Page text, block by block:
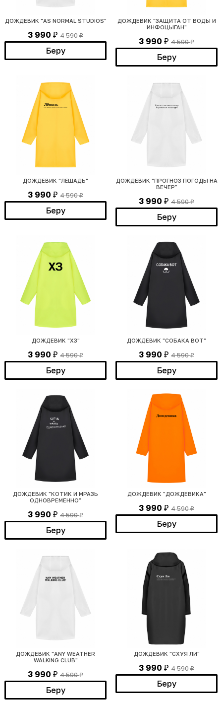
ДОЖДЕВИК "AS NORMAL STUDIOS"
3 990 ₽ 4 590₽
Беру
ДОЖДЕВИК "ЗАЩИТА ОТ ВОДЫ И
ИНФОЦЫГАН"
3 990 ₽ 4 590₽
Беру
ДОЖДЕВИК "ЛЁШАДЬ"
3 990 ₽ 4 590₽
Беру
ДОЖДЕВИК "ПРОГНОЗ ПОГОДЫ НА
ВЕЧЕР"
3 990 ₽ 4 590₽
Беру
ДОЖДЕВИК "ХЗ"
3 990 ₽ 4 590₽
Беру
ДОЖДЕВИК "СОБАКА ВОТ"
3 990 ₽ 4 590₽
Беру
ДОЖДЕВИК "КОТИК И МРАЗЬ
ОДНОВРЕМЕННО"
3 990 ₽ 4 590₽
Беру
ДОЖДЕВИК "ДОЖДЕВИКА"
3 990 ₽ 4 590₽
Беру
ДОЖДЕВИК "ANY WEATHER
WALKING CLUB"
3 990 ₽ 4 590₽
Беру
ДОЖДЕВИК "СХУЯ ЛИ"
3 990 ₽ 4 590₽
Беру